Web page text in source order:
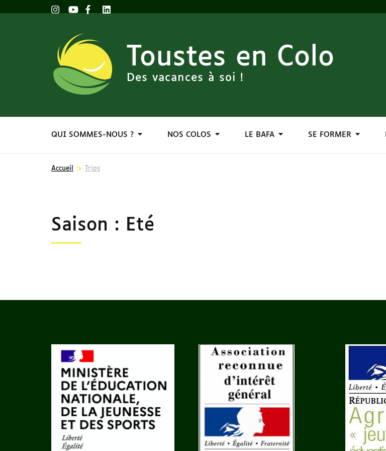
Toustes en Colo
Des vacances à soi !
QUI SOMMES-NOUS ? NOS COLOS LE BAFA SE FORMER
Accueil > Trips
Saison : Eté